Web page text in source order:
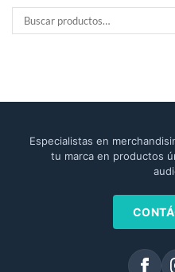
Especialistas en
tu marca en productos